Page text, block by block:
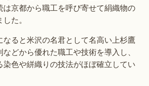
は京都から職工を呼び寄せて絹織物の
た。
なると米沢の名君として名高い上杉鷹
どから優れた職工や技術を導入し、
色や絣織りの技法がほぼ確立してい